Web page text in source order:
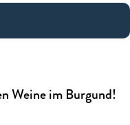
Weine im Burgund!